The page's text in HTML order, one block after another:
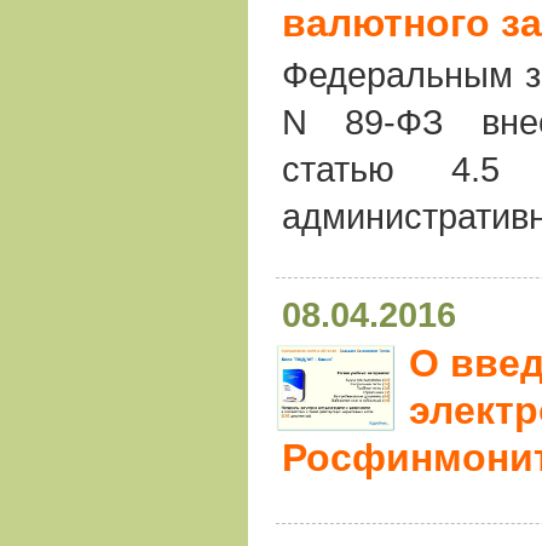
валютного
Федеральным
N 89-ФЗ
статью
08.04.2016
О